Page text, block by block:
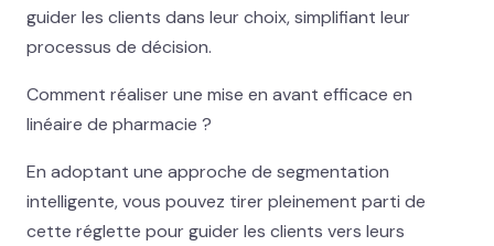
guider les clients dans leur choix, simplifiant leur
processus de décision.
Comment réaliser une mise en avant efficace en
linéaire de pharmacie ?
En adoptant une approche de segmentation
intelligente, vous pouvez tirer pleinement parti de
cette réglette pour guider les clients vers leurs